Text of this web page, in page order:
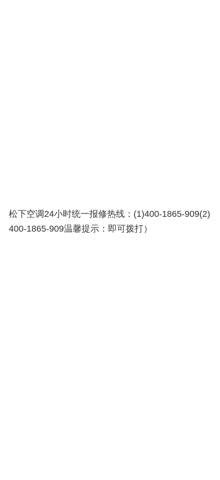
松下空调24小时统一报修热线：(1)400-1865-909(2)
400-1865-909温馨提示：即可拨打）